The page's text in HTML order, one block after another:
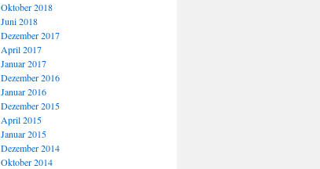
Oktober 2018
Juni 2018
Dezember 2017
April 2017
Januar 2017
Dezember 2016
Januar 2016
Dezember 2015
April 2015
Januar 2015
Dezember 2014
Oktober 2014